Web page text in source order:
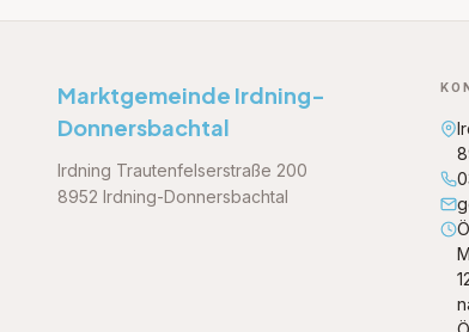
Marktgemeinde Irdning-
Donnersbachtal
Irdning Trautenfelserstraße 200
8952 Irdning-Donnersbachtal